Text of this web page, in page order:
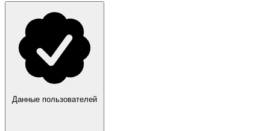
Данные пользователей